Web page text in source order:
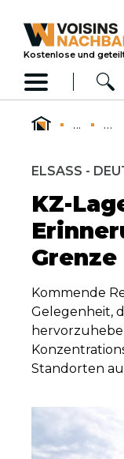
Kostenlose und
... ...
ELSASS -
KZ-
Grenze
Kommende
Gelegenheit,
Standorten